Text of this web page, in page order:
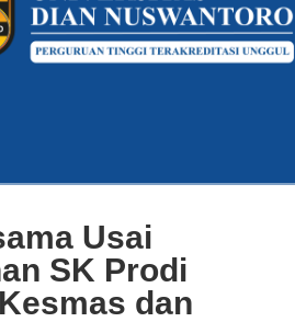
Usai
SK Prodi
dan